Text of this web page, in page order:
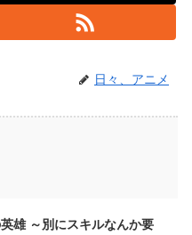
日々、アニメ
雄 ～別にスキルなんか要